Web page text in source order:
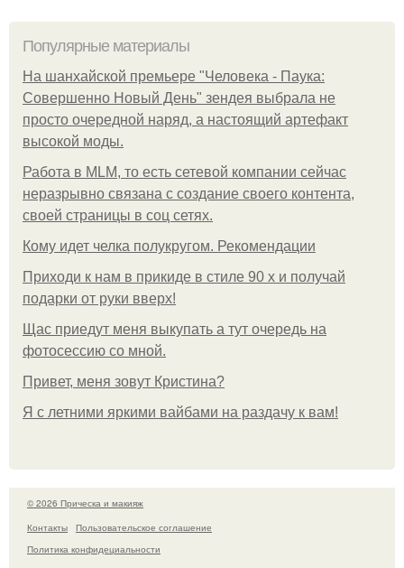
Популярные материалы
На шанхайской премьере "Человека - Паука:
Совершенно Новый День" зендея выбрала не
просто очередной наряд, а настоящий артефакт
высокой моды.
Работа в MLM, то есть сетевой компании сейчас
неразрывно связана с создание своего контента,
своей страницы в соц сетях.
Кому идет челка полукругом. Рекомендации
Приходи к нам в прикиде в стиле 90 х и получай
подарки от руки вверх!
Щас приедут меня выкупать а тут очередь на
фотосессию со мной.
Привет, меня зовут Кристина?
Я с летними яркими вайбами на раздачу к вам!
© 2026 Прическа и макияж
Контакты
Пользовательское соглашение
Политика конфидециальности